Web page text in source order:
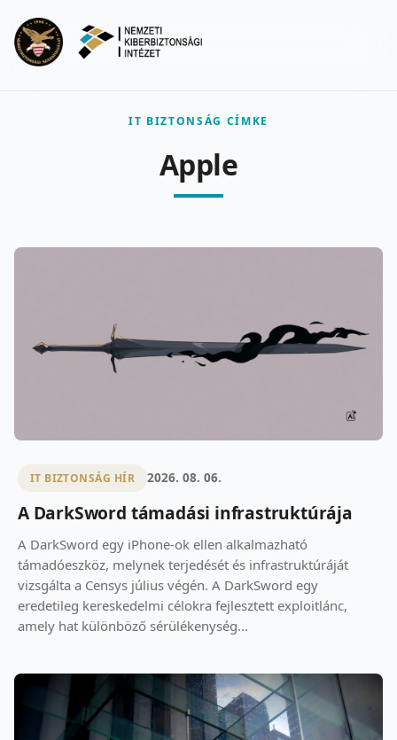
IT BIZTONSÁG CÍMKE
Apple
IT BIZTONSÁG HÍR 2026. 08. 06.
A DarkSword támadási infrastruktúrája
A DarkSword egy iPhone-ok ellen alkalmazható
támadóeszköz, melynek terjedését és infrastruktúráját
vizsgálta a Censys július végén. A DarkSword egy
eredetileg kereskedelmi célokra fejlesztett exploitlánc,
amely hat különböző sérülékenység...